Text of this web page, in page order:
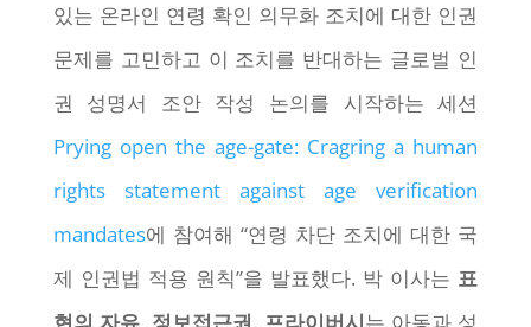
있는 온라인 연령 확인 의무화 조치에 대한 인권
문제를 고민하고 이 조치를 반대하는 글로벌 인
권 성명서 조안 작성 논의를 시작하는 세션
Prying open the age-gate: Cragring a human
rights statement against age verification
mandates에 참여해 “연령 차단 조치에 대한 국
제 인권법 적용 원칙”을 발표했다. 박 이사는 표